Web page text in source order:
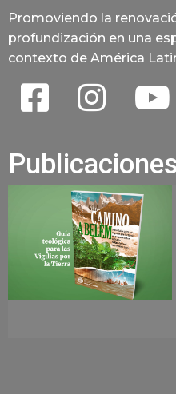
Promoviendo la
profundización en una
contexto de América
Publicaciones